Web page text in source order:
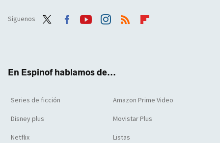
Síguenos
En Espinof hablamos de...
Series de ficción Amazon Prime Video
Disney plus Movistar Plus
Netflix Listas